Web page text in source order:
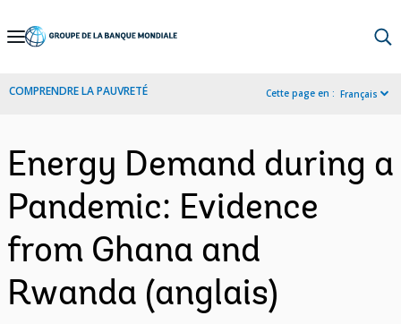
Skip
Navigation
COMPRENDRE LA PAUVRETÉ Cette page en : Français
Energy Demand during a
Pandemic: Evidence
from Ghana and
Rwanda (anglais)